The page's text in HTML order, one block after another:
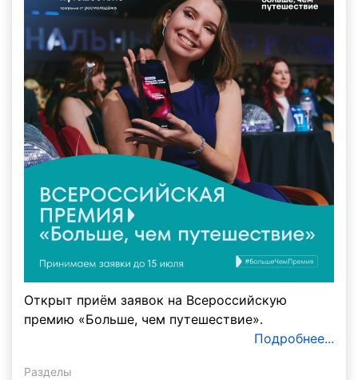
Открыт приём заявок на Всероссийскую
премию «Больше, чем путешествие».
Подробнее...
Разделы